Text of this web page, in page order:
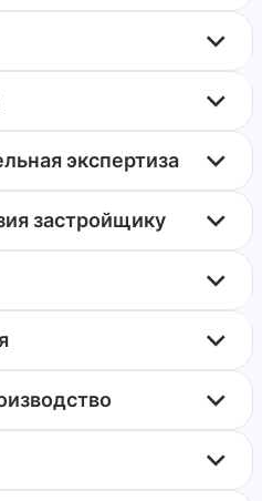
экспертиза
застройщику